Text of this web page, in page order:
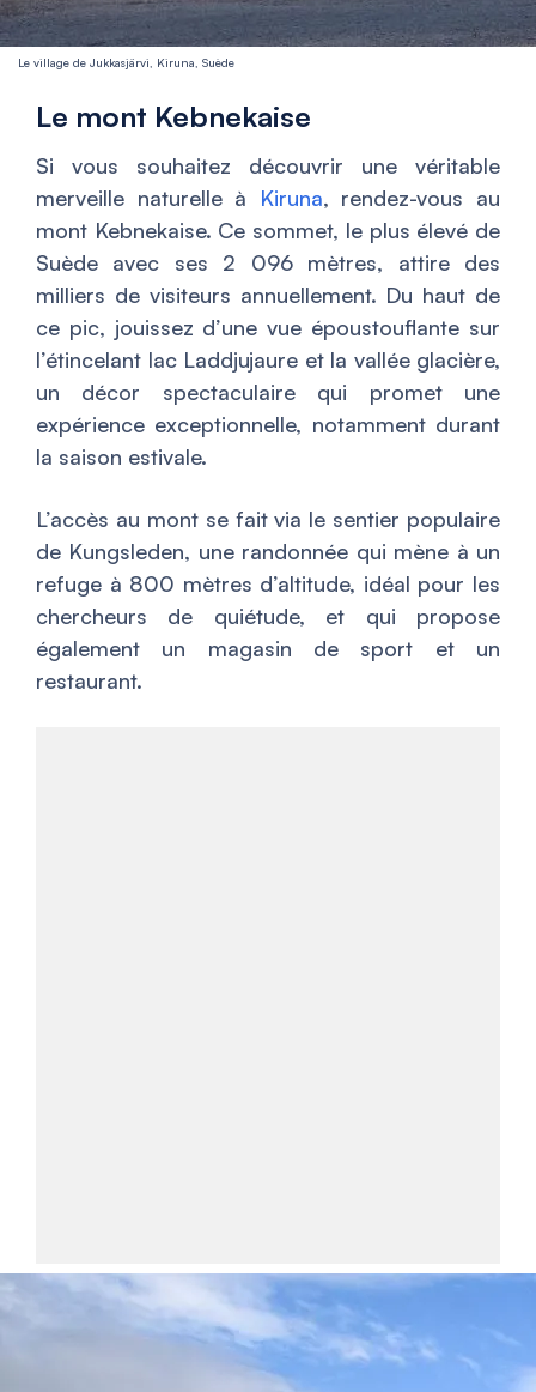
Le village de Jukkasjärvi, Kiruna, Suède
Le mont Kebnekaise
Si vous souhaitez découvrir une véritable
merveille naturelle à Kiruna, rendez-vous au
mont Kebnekaise. Ce sommet, le plus élevé de
Suède avec ses 2 096 mètres, attire des
milliers de visiteurs annuellement. Du haut de
ce pic, jouissez d’une vue époustouflante sur
l’étincelant lac Laddjujaure et la vallée glacière,
un décor spectaculaire qui promet une
expérience exceptionnelle, notamment durant
la saison estivale.
L’accès au mont se fait via le sentier populaire
de Kungsleden, une randonnée qui mène à un
refuge à 800 mètres d’altitude, idéal pour les
chercheurs de quiétude, et qui propose
également un magasin de sport et un
restaurant.